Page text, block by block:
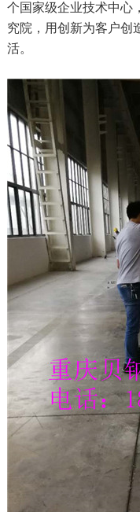
个国家级企业技术中心
究院，用创新为客户创
活。